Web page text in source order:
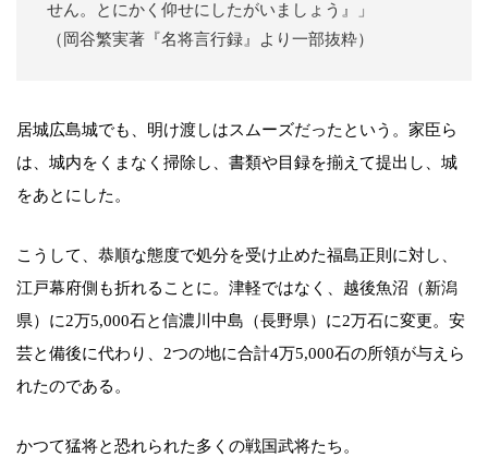
せん。とにかく仰せにしたがいましょう』」
（岡谷繁実著『名将言行録』より一部抜粋）
居城広島城でも、明け渡しはスムーズだったという。家臣ら
は、城内をくまなく掃除し、書類や目録を揃えて提出し、城
をあとにした。
こうして、恭順な態度で処分を受け止めた福島正則に対し、
江戸幕府側も折れることに。津軽ではなく、越後魚沼（新潟
県）に2万5,000石と信濃川中島（長野県）に2万石に変更。安
芸と備後に代わり、2つの地に合計4万5,000石の所領が与えら
れたのである。
かつて猛将と恐れられた多くの戦国武将たち。